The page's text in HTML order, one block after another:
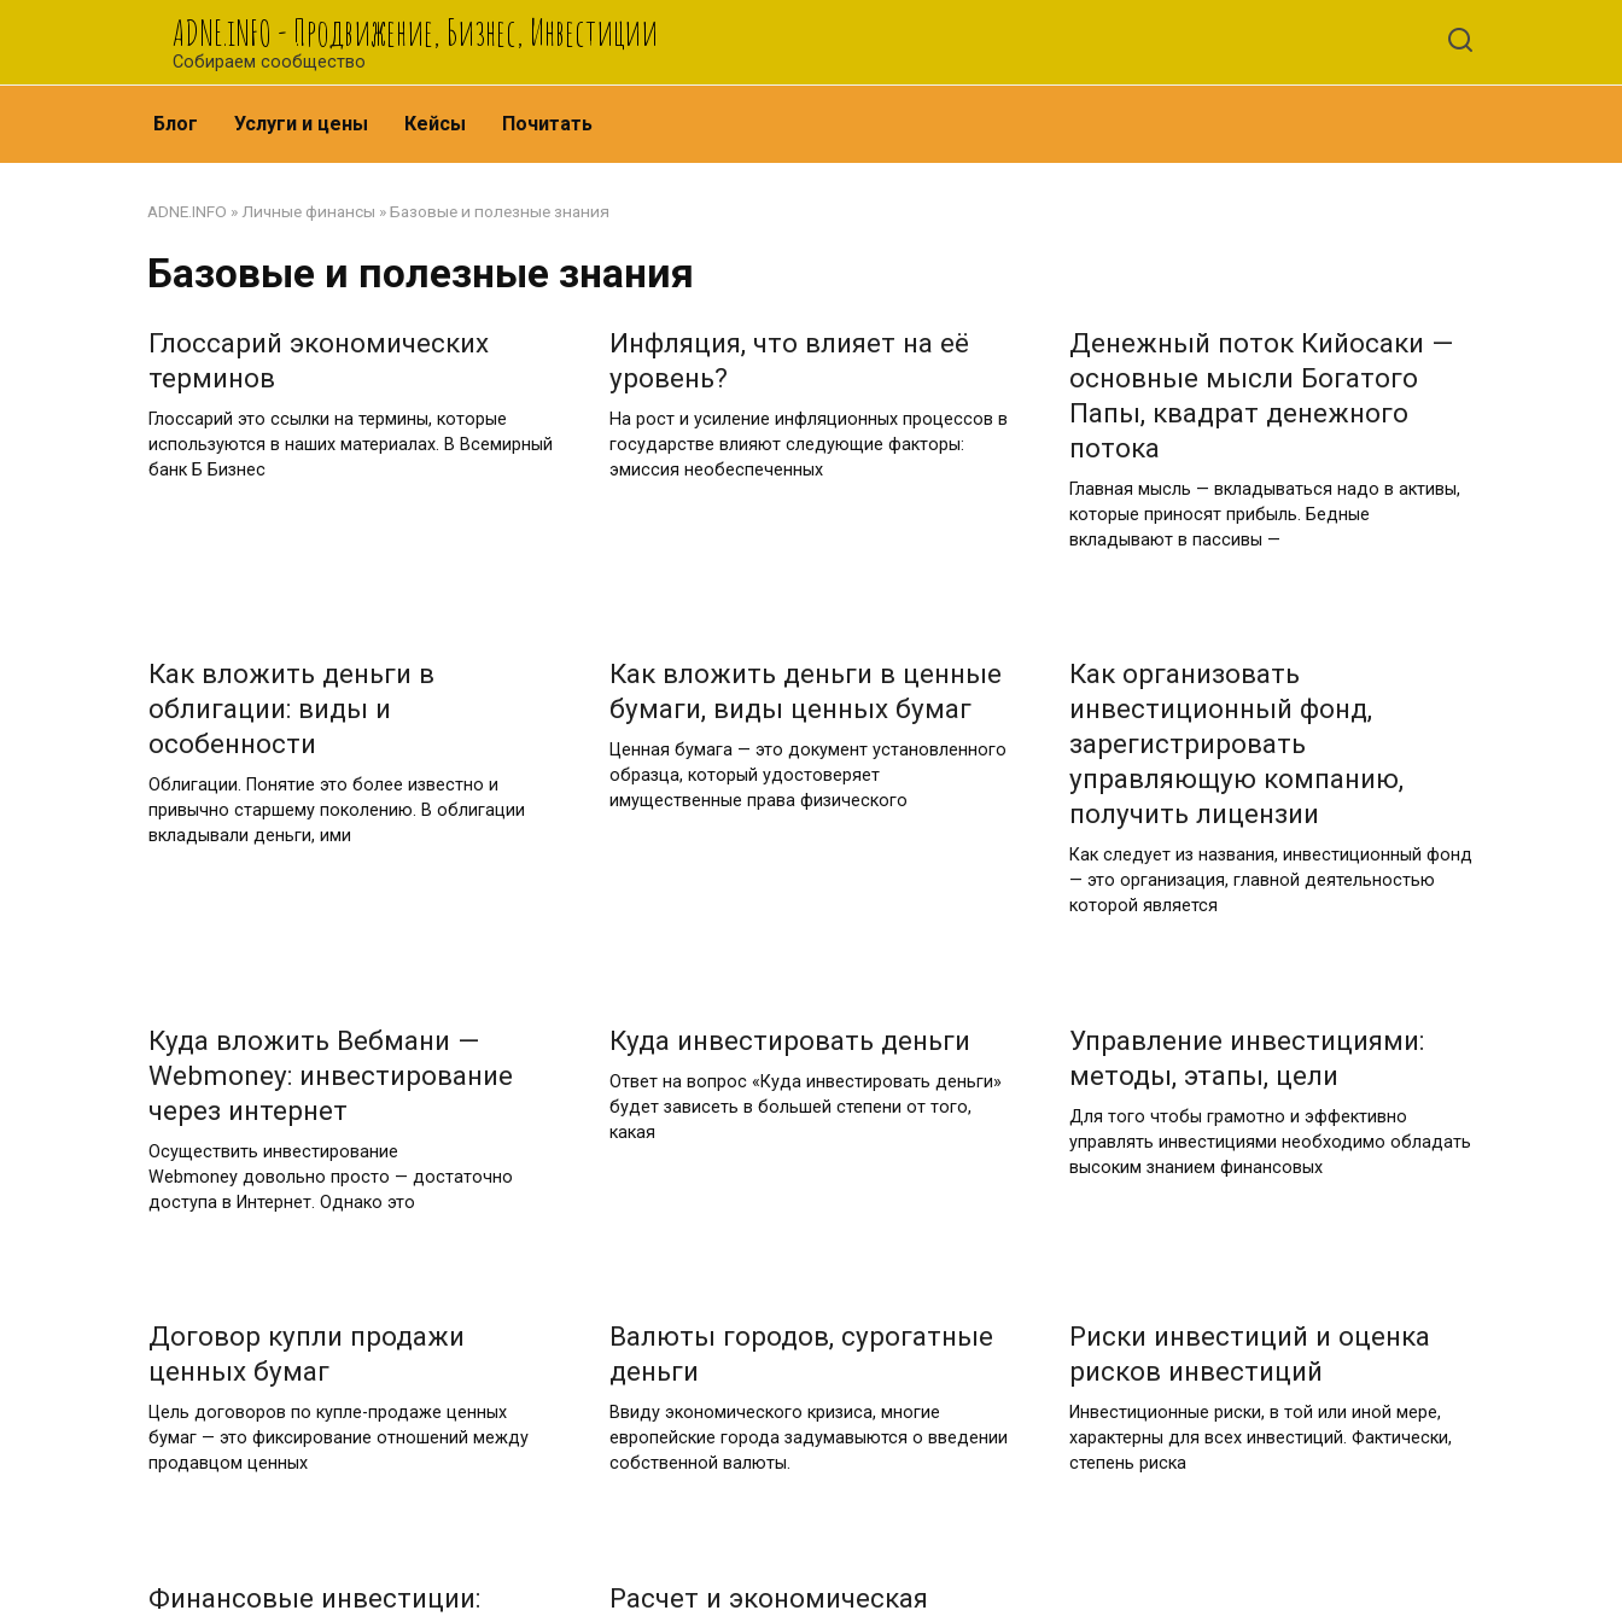
ADNE.iNFO - Продвижение, Бизнес, Инвестиции
Собираем сообщество
Блог Услуги и цены Кейсы Почитать
ADNE.INFO » Личные финансы »Базовые и полезные знания
Базовые и полезные знания
Глоссарий экономических
терминов
Глоссарий это ссылки на термины, которые
используются в наших материалах. В Всемирный
банк Б Бизнес
Инфляция, что влияет на её
уровень?
На рост и усиление инфляционных процессов в
государстве влияют следующие факторы:
эмиссия необеспеченных
Денежный поток Кийосаки —
основные мысли Богатого
Папы, квадрат денежного
потока
Главная мысль — вкладываться надо в активы,
которые приносят прибыль. Бедные
вкладывают в пассивы —
Как вложить деньги в
облигации: виды и
особенности
Облигации. Понятие это более известно и
привычно старшему поколению. В облигации
вкладывали деньги, ими
Как вложить деньги в ценные
бумаги, виды ценных бумаг
Ценная бумага — это документ установленного
образца, который удостоверяет
имущественные права физического
Как организовать
инвестиционный фонд,
зарегистрировать
управляющую компанию,
получить лицензии
Как следует из названия, инвестиционный фонд
— это организация, главной деятельностью
которой является
Куда вложить Вебмани —
Webmoney: инвестирование
через интернет
Осуществить инвестирование
Webmoney довольно просто — достаточно
доступа в Интернет. Однако это
Куда инвестировать деньги
Ответ на вопрос «Куда инвестировать деньги»
будет зависеть в большей степени от того,
какая
Управление инвестициями:
методы, этапы, цели
Для того чтобы грамотно и эффективно
управлять инвестициями необходимо обладать
высоким знанием финансовых
Договор купли продажи
ценных бумаг
Цель договоров по купле-продаже ценных
бумаг — это фиксирование отношений между
продавцом ценных
Валюты городов, сурогатные
деньги
Ввиду экономического кризиса, многие
европейские города задумавыются о введении
собственной валюты.
Риски инвестиций и оценка
рисков инвестиций
Инвестиционные риски, в той или иной мере,
характерны для всех инвестиций. Фактически,
степень риска
Финансовые инвестиции:
Расчет и экономическая